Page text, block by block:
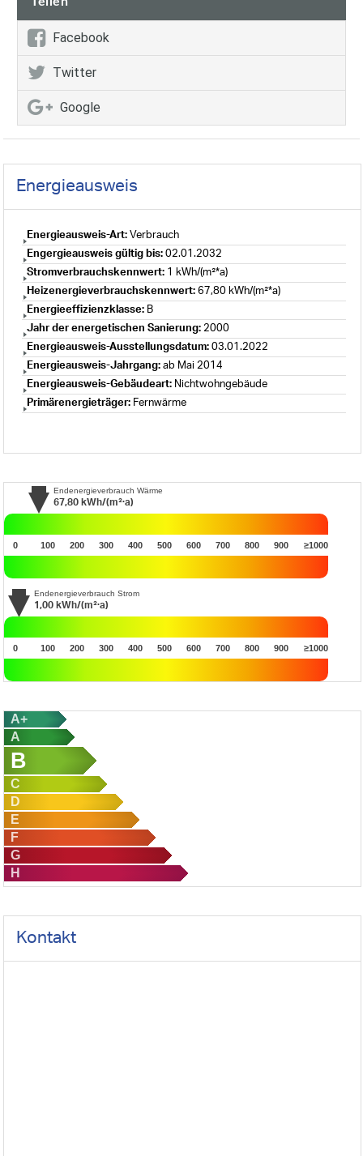
Facebook
Twitter
Google
Energieausweis
Energieausweis-Art: Verbrauch
Engergieausweis gültig bis: 02.01.2032
Stromverbrauchskennwert: 1 kWh/(m²*a)
Heizenergieverbrauchskennwert: 67,80 kWh/(m²*a)
Energieeffizienzklasse: B
Jahr der energetischen Sanierung: 2000
Energieausweis-Ausstellungsdatum: 03.01.2022
Energieausweis-Jahrgang: ab Mai 2014
Energieausweis-Gebäudeart: Nichtwohngebäude
Primärenergieträger: Fernwärme
Endenergieverbrauch Wärme
67,80 kWh/(m²·a)
0 100 200 300 400 500 600 700 800 900 ≥1000
Endenergieverbrauch Strom
1,00 kWh/(m²·a)
0 100 200 300 400 500 600 700 800 900 ≥1000
A+
A
B
C
D
E
F
G
H
Kontakt